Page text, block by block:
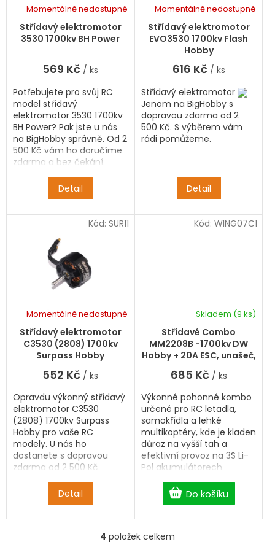
Střídavý elektromotor
3530 1700kv BH Power
Momentálně nedostupné
569 Kč / ks
Detail
Potřebujete pro svůj RC
model střídavý
elektromotor 3530 1700kv
BH Power? Pak jste u nás
na BigHobby správně. Od 2
500 Kč vám ho doručíme
zdarma a bez čekání.
Střídavý elektromotor
EVO3530 1700kv Flash
Hobby
Momentálně nedostupné
616 Kč / ks
Detail
Střídavý elektromotor
Jenom na BigHobby s
dopravou zdarma od 2
500 Kč. S výběrem vám
rádi pomůžeme.
Střídavý elektromotor
C3530 (2808) 1700kv
Surpass Hobby
Momentálně nedostupné
552 Kč / ks
Detail
Opravdu výkonný střídavý
elektromotor C3530
(2808) 1700kv Surpass
Hobby pro vaše RC
modely. U nás ho
dostanete s dopravou
zdarma od 2 500 Kč.
Kód: SUR11
Střídavé Combo
MM2208B -1700kv DW
Hobby + 20A ESC, unašeč,
konektory
Skladem (9 ks)
685 Kč / ks
Do košíku
Výkonné pohonné kombo
určené pro RC letadla,
samokřídla a lehké
multikoptéry, kde je kladen
důraz na vyšší tah a
efektivní provoz na 3S Li-
Pol akumulátorech.
Sestava obsahuje střídavý
motor MM2208 1700KV a
regulátor E-Power 20A,
výkon a spolehlivost.
Kód: WING07C1
O
4 položek celkem